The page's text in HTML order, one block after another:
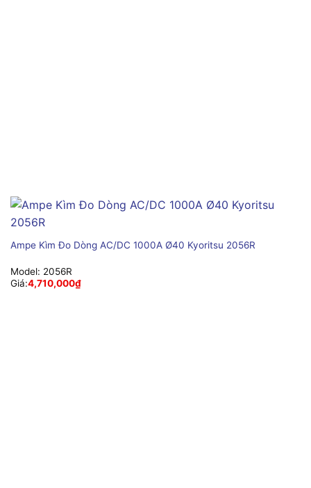
Ampe Kìm Đo Dòng AC/DC 1000A Ø40 Kyoritsu 2056R
Model: 2056R
Giá:4,710,000₫